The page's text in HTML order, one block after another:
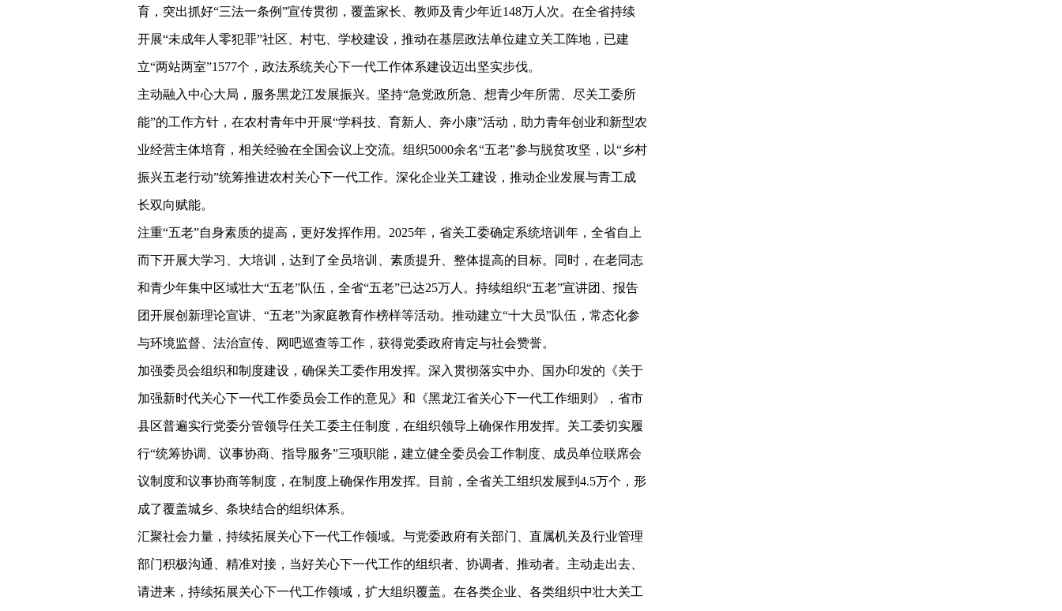
育，突出抓好“三法一条例”宣传贯彻，覆盖家长、教师及青少年近148万人次。在全省持续
开展“未成年人零犯罪”社区、村屯、学校建设，推动在基层政法单位建立关工阵地，已建
立“两站两室”1577个，政法系统关心下一代工作体系建设迈出坚实步伐。
主动融入中心大局，服务黑龙江发展振兴。坚持“急党政所急、想青少年所需、尽关工委所
能”的工作方针，在农村青年中开展“学科技、育新人、奔小康”活动，助力青年创业和新型农
业经营主体培育，相关经验在全国会议上交流。组织5000余名“五老”参与脱贫攻坚，以“乡村
振兴五老行动”统筹推进农村关心下一代工作。深化企业关工建设，推动企业发展与青工成
长双向赋能。
注重“五老”自身素质的提高，更好发挥作用。2025年，省关工委确定系统培训年，全省自上
而下开展大学习、大培训，达到了全员培训、素质提升、整体提高的目标。同时，在老同志
和青少年集中区域壮大“五老”队伍，全省“五老”已达25万人。持续组织“五老”宣讲团、报告
团开展创新理论宣讲、“五老”为家庭教育作榜样等活动。推动建立“十大员”队伍，常态化参
与环境监督、法治宣传、网吧巡查等工作，获得党委政府肯定与社会赞誉。
加强委员会组织和制度建设，确保关工委作用发挥。深入贯彻落实中办、国办印发的《关于
加强新时代关心下一代工作委员会工作的意见》和《黑龙江省关心下一代工作细则》，省市
县区普遍实行党委分管领导任关工委主任制度，在组织领导上确保作用发挥。关工委切实履
行“统筹协调、议事协商、指导服务”三项职能，建立健全委员会工作制度、成员单位联席会
议制度和议事协商等制度，在制度上确保作用发挥。目前，全省关工组织发展到4.5万个，形
成了覆盖城乡、条块结合的组织体系。
汇聚社会力量，持续拓展关心下一代工作领域。与党委政府有关部门、直属机关及行业管理
部门积极沟通、精准对接，当好关心下一代工作的组织者、协调者、推动者。主动走出去、
请进来，持续拓展关心下一代工作领域，扩大组织覆盖。在各类企业、各类组织中壮大关工